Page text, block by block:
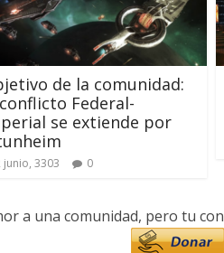
de la comunidad:
Federal-
se extiende por
junio, 3303 0
a una comunidad, pero tu